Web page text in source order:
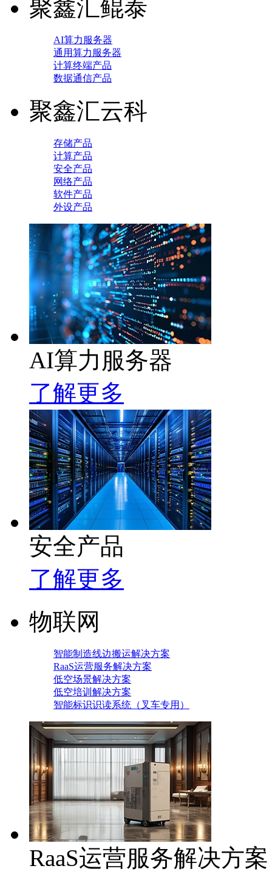
聚鑫汇鲲泰
AI算力服务器
通用算力服务器
计算终端产品
数据通信产品
聚鑫汇云科
存储产品
计算产品
安全产品
网络产品
软件产品
外设产品
AI算力服务器
了解更多
安全产品
了解更多
物联网
智能制造线边搬运解决方案
RaaS运营服务解决方案
低空场景解决方案
低空培训解决方案
智能标识识读系统（叉车专用）
RaaS运营服务解决方案